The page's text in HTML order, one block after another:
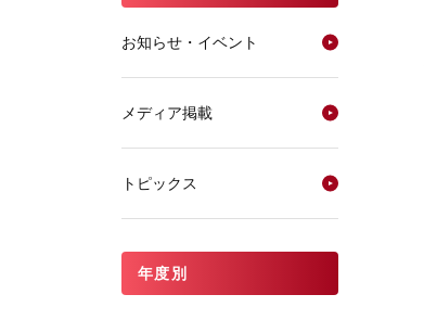
お知らせ・イベント
メディア掲載
トピックス
年度別